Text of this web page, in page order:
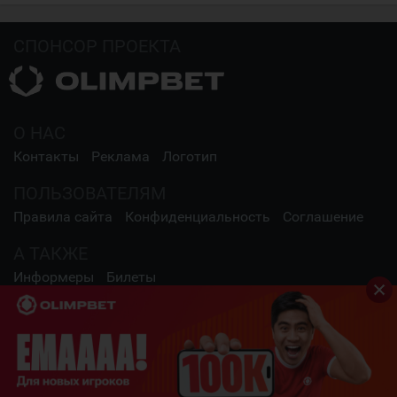
Контакты Реклама Логотип
Правила сайта Конфиденциальность Соглашение
Информеры Билеты
СОЦИАЛЬНЫЕ СЕТИ